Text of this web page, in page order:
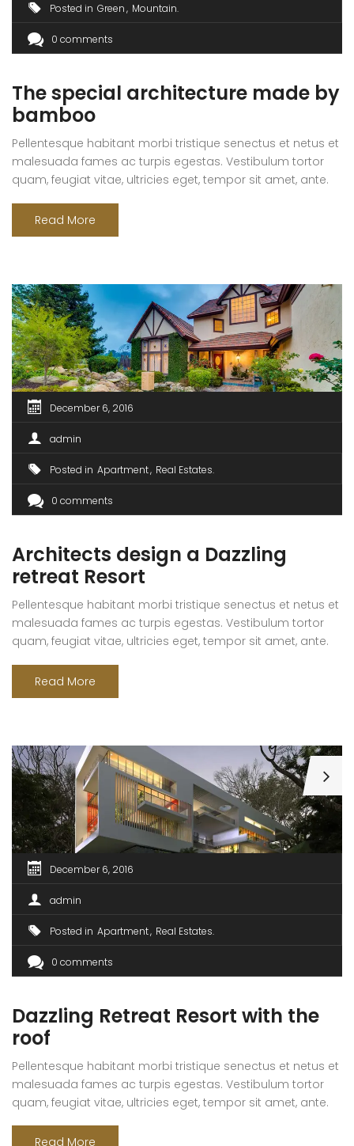
Posted in Green Mountain
0 comments
The special architecture made by
bamboo
Pellentesque habitant morbi tristique senectus et netus et
malesuada fames ac turpis egestas. Vestibulum tortor
quam, feugiat vitae, ultricies eget, tempor sit amet, ante.
ultricies mi vitae est. Mauris placerat eleifend leo.
Read More
December 6, 2016
admin
Posted in Apartment Real Estates
0 comments
Architects design a Dazzling
retreat Resort
Pellentesque habitant morbi tristique senectus et netus et
malesuada fames ac turpis egestas. Vestibulum tortor
quam, feugiat vitae, ultricies eget, tempor sit amet, ante.
ultricies mi vitae est. Mauris placerat eleifend leo. Quisque
sit amet est et sapien ullamcorper pharetra. Vestibulum
Read More
December 6, 2016
admin
Posted in Apartment Real Estates
0 comments
Dazzling Retreat Resort with the
roof
Pellentesque habitant morbi tristique senectus et netus et
malesuada fames ac turpis egestas. Vestibulum tortor
quam, feugiat vitae, ultricies eget, tempor sit amet, ante.
ultricies mi vitae est. Mauris placerat eleifend leo. Quisque
Read More